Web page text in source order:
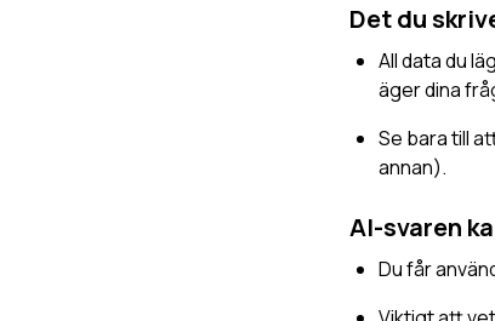
Det du
All data du
äger dina
Se bara till
annan).
AI-svaren
Du får